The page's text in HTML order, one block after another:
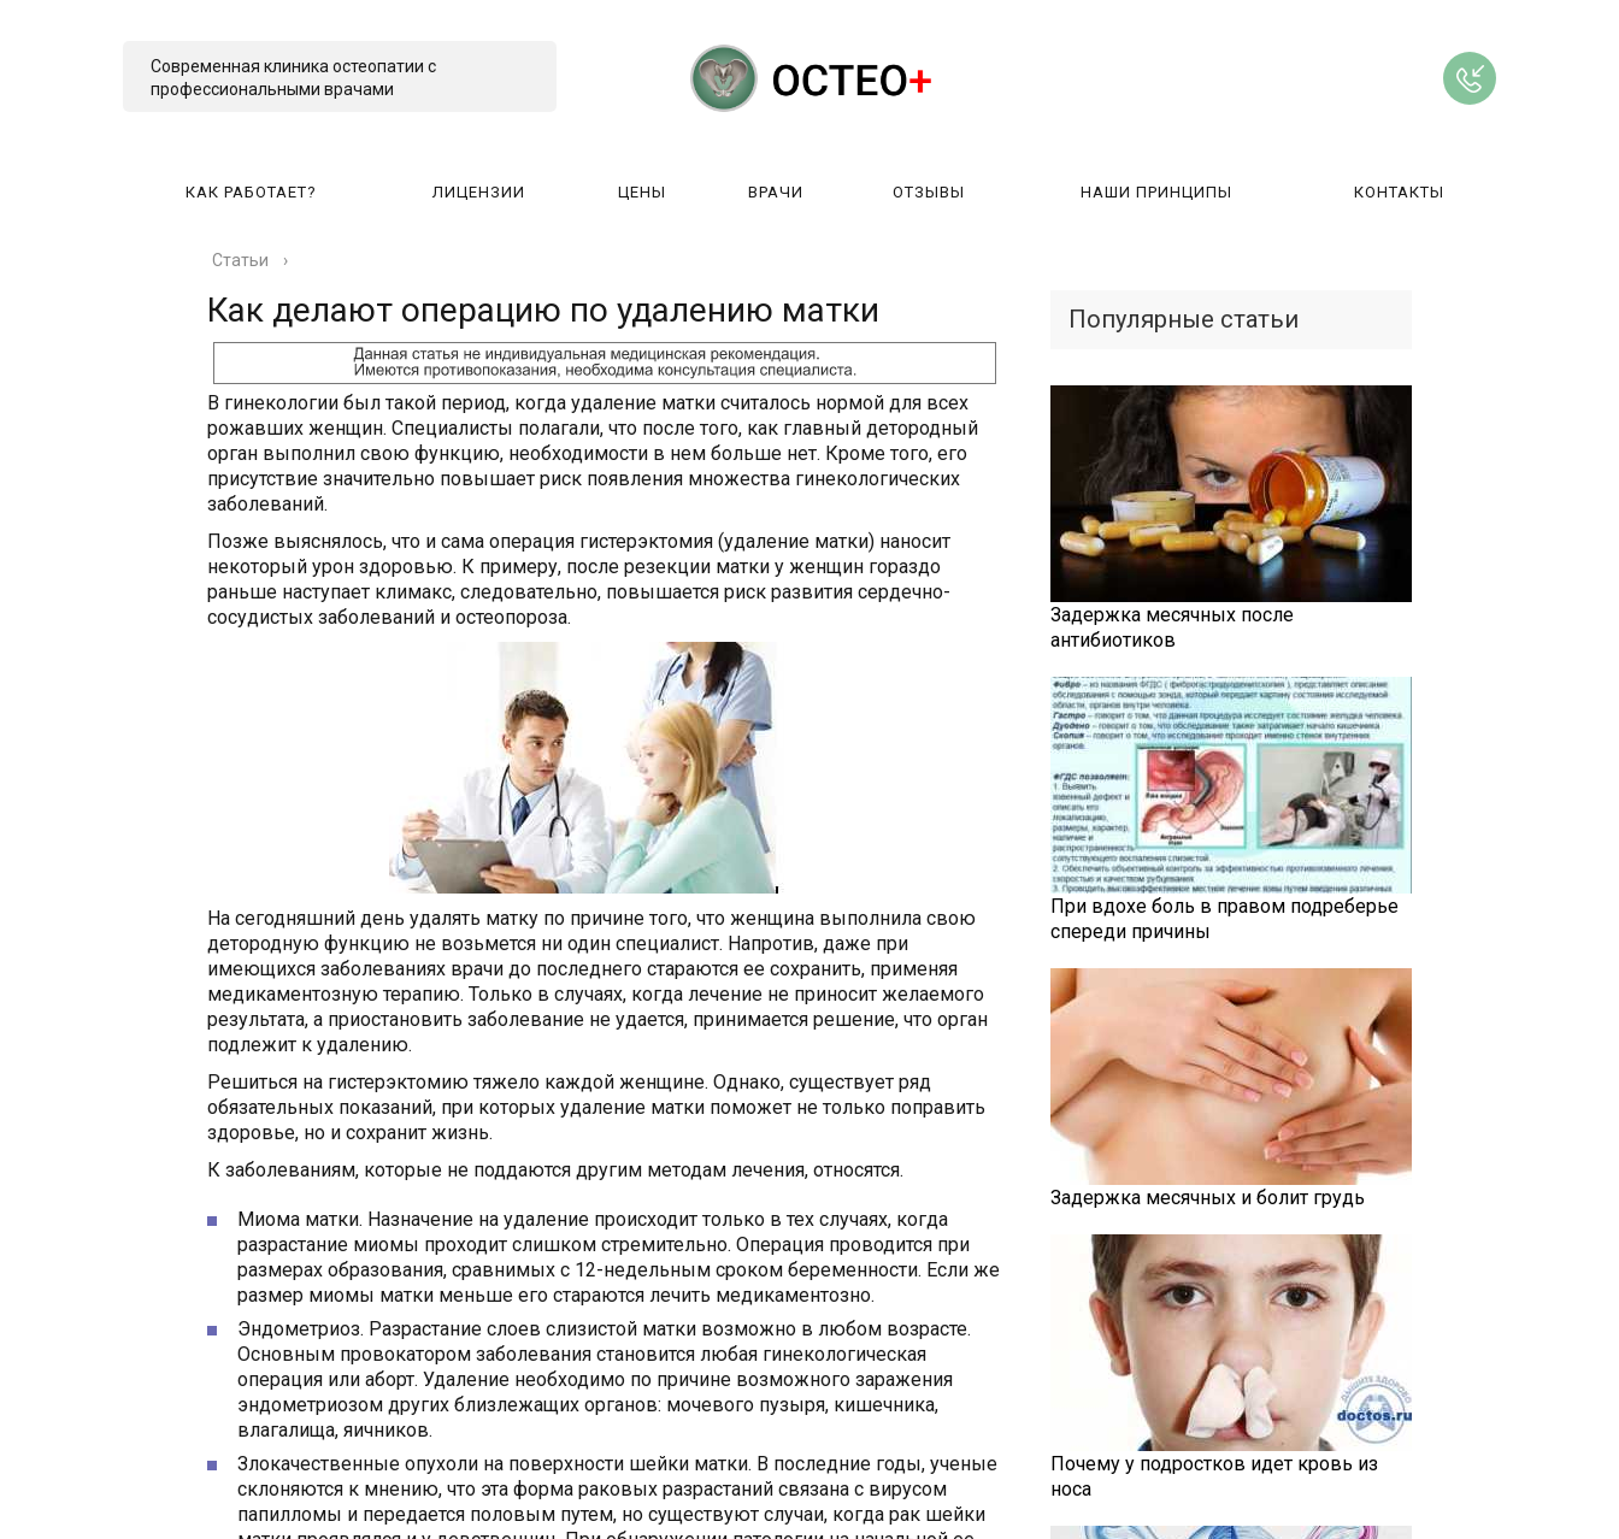
Современная клиника остеопатии с
профессиональными врачами
КАК РАБОТАЕТ? ЛИЦЕНЗИИ ЦЕНЫ ВРАЧИ ОТЗЫВЫ НАШИ ПРИНЦИПЫ КОНТАКТЫ
Статьи ›
Как делают операцию по удалению матки
В гинекологии был такой период, когда удаление матки считалось нормой для всех
рожавших женщин. Специалисты полагали, что после того, как главный детородный
орган выполнил свою функцию, необходимости в нем больше нет. Кроме того, его
присутствие значительно повышает риск появления множества гинекологических
заболеваний.
Позже выяснялось, что и сама операция гистерэктомия (удаление матки) наносит
некоторый урон здоровью. К примеру, после резекции матки у женщин гораздо
раньше наступает климакс, следовательно, повышается риск развития сердечно-
сосудистых заболеваний и остеопороза.
На сегодняшний день удалять матку по причине того, что женщина выполнила свою
детородную функцию не возьмется ни один специалист. Напротив, даже при
имеющихся заболеваниях врачи до последнего стараются ее сохранить, применяя
медикаментозную терапию. Только в случаях, когда лечение не приносит желаемого
результата, а приостановить заболевание не удается, принимается решение, что орган
подлежит к удалению.
Решиться на гистерэктомию тяжело каждой женщине. Однако, существует ряд
обязательных показаний, при которых удаление матки поможет не только поправить
здоровье, но и сохранит жизнь.
К заболеваниям, которые не поддаются другим методам лечения, относятся.
Миома матки. Назначение на удаление происходит только в тех случаях, когда
разрастание миомы проходит слишком стремительно. Операция проводится при
размерах образования, сравнимых с 12-недельным сроком беременности. Если же
размер миомы матки меньше его стараются лечить медикаментозно.
Эндометриоз. Разрастание слоев слизистой матки возможно в любом возрасте.
Основным провокатором заболевания становится любая гинекологическая
операция или аборт. Удаление необходимо по причине возможного заражения
эндометриозом других близлежащих органов: мочевого пузыря, кишечника,
влагалища, яичников.
Злокачественные опухоли на поверхности шейки матки. В последние годы, ученые
склоняются к мнению, что эта форма раковых разрастаний связана с вирусом
папилломы и передается половым путем, но существуют случаи, когда рак шейки
Популярные статьи
Задержка месячных после
антибиотиков
При вдохе боль в правом подреберье
спереди причины
Задержка месячных и болит грудь
Почему у подростков идет кровь из
носа